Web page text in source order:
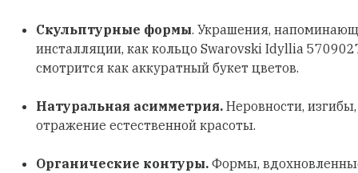
Скульптурные формы. Украшения,
инсталляции, как кольцо Swarovski Idyllia
смотрится как аккуратный букет цветов.
Натуральная асимметрия. Неровности,
отражение естественной красоты.
Органические контуры. Формы,